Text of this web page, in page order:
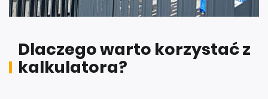
Dlaczego warto korzystać z
kalkulatora?